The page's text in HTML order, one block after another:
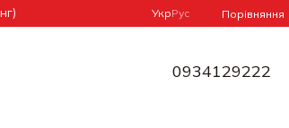
УкрРус Порівняння
0934129222